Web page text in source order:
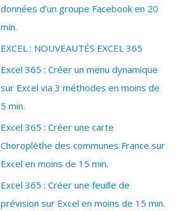
données d’un groupe Facebook en 20
min.
EXCEL : NOUVEAUTÉS EXCEL 365
Excel 365 : Créer un menu dynamique
sur Excel via 3 méthodes en moins de
5 min.
Excel 365 : Créer une carte
Choroplèthe des communes France sur
Excel en moins de 15 min.
Excel 365 : Créer une feuille de
prévision sur Excel en moins de 15 min.